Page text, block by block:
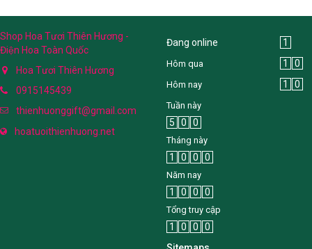
Shop Hoa Tươi Thiên Hương -
Điện Hoa Toàn Quốc
Hoa Tươi Thiên Hương
thienhuonggift@gmail.com
hoatuoithienhuong.net
Đang online 1
Hôm qua 1 0
Hôm nay 1 0
Tuần này
5 0 0
Tháng này
1 0 0 0
Năm nay
1 0 0 0
Tổng truy cập
1 0 0 0